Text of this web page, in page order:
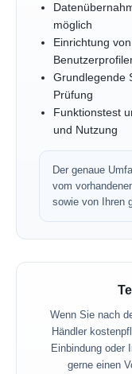
möglich
Einrichtung
Grundlegende
Prüfung
Funktionstest
und Nutzung
Der genaue
vom
sowie von Ihren
Wenn Sie nach
Händler
Einbindung oder
gerne einen